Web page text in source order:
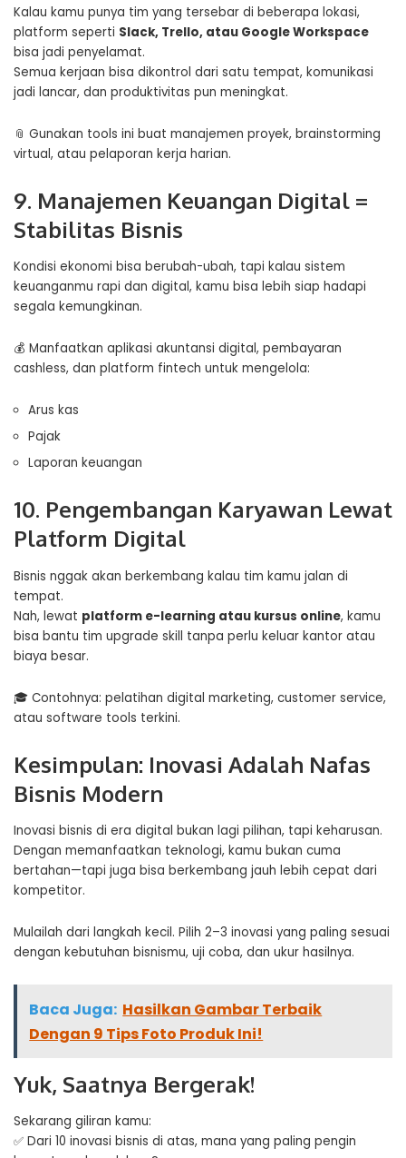
Kalau kamu punya tim yang tersebar di beberapa lokasi,
platform seperti Slack, Trello, atau Google Workspace
bisa jadi penyelamat.
Semua kerjaan bisa dikontrol dari satu tempat, komunikasi
jadi lancar, dan produktivitas pun meningkat.
📎 Gunakan tools ini buat manajemen proyek, brainstorming
virtual, atau pelaporan kerja harian.
9. Manajemen Keuangan Digital =
Stabilitas Bisnis
Kondisi ekonomi bisa berubah-ubah, tapi kalau sistem
keuanganmu rapi dan digital, kamu bisa lebih siap hadapi
segala kemungkinan.
💰 Manfaatkan aplikasi akuntansi digital, pembayaran
cashless, dan platform fintech untuk mengelola:
Arus kas
Pajak
Laporan keuangan
10. Pengembangan Karyawan Lewat
Platform Digital
Bisnis nggak akan berkembang kalau tim kamu jalan di
tempat.
Nah, lewat platform e-learning atau kursus online, kamu
bisa bantu tim upgrade skill tanpa perlu keluar kantor atau
biaya besar.
🎓 Contohnya: pelatihan digital marketing, customer service,
atau software tools terkini.
Kesimpulan: Inovasi Adalah Nafas
Bisnis Modern
Inovasi bisnis di era digital bukan lagi pilihan, tapi keharusan.
Dengan memanfaatkan teknologi, kamu bukan cuma
bertahan—tapi juga bisa berkembang jauh lebih cepat dari
kompetitor.
Mulailah dari langkah kecil. Pilih 2–3 inovasi yang paling sesuai
dengan kebutuhan bisnismu, uji coba, dan ukur hasilnya.
Baca Juga: Hasilkan Gambar Terbaik
Dengan 9 Tips Foto Produk Ini!
Yuk, Saatnya Bergerak!
Sekarang giliran kamu:
✅ Dari 10 inovasi bisnis di atas, mana yang paling pengin